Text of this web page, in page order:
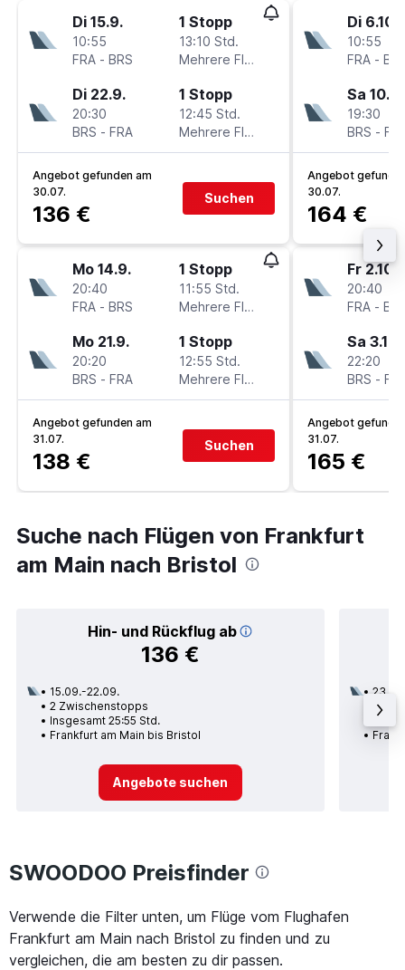
Di 15.9.
10:55
FRA - BRS
1 Stopp
13:10 Std.
Mehrere Fluglinien
Di 22.9.
20:30
BRS - FRA
1 Stopp
12:45 Std.
Mehrere Fluglinien
Angebot gefunden am
30.07.
136 €
Suchen
Mo 14.9.
20:40
FRA - BRS
1 Stopp
11:55 Std.
Mehrere Fluglinien
Mo 21.9.
20:20
BRS - FRA
1 Stopp
12:55 Std.
Mehrere Fluglinien
Angebot gefunden am
31.07.
138 €
Suchen
Di 6.10.
10:55
FRA -
Sa
19:30
BRS -
Angebot
30.07.
164 €
Fr 2.10.
20:40
FRA -
Sa 3.10.
22:20
BRS -
Angebot
31.07.
165 €
Suche nach Flügen von Frankfurt
am Main nach Bristol
Hin- und Rückflug ab
136 €
15.09.-22.09.
2 Zwischenstopps
Insgesamt 25:55 Std.
Frankfurt am Main bis Bristol
Angebote suchen
23.09.
1
SWOODOO Preisfinder
Verwende die Filter unten, um Flüge vom Flughafen
Frankfurt am Main nach Bristol zu finden und zu
vergleichen, die am besten zu dir passen.